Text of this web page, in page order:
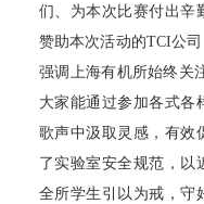
们、为本次比赛付出辛
赞助本次活动的TCI公
强调上海有机所始终关
大家能通过参加各式各
歌声中汲取灵感，有效
了实验室安全规范，以
全所学生引以为戒，守